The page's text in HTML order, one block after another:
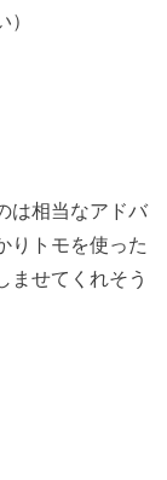
は相当なアドバ
りトモを使った
ませてくれそう